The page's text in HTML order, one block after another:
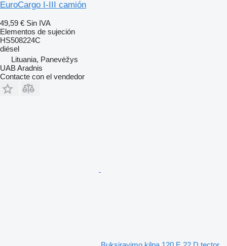
EuroCargo I-III camión
49,59 € Sin IVA
Elementos de sujeción
HS508224C
diésel
Lituania, Panevėžys
UAB Aradnis
Contacte con el vendedor